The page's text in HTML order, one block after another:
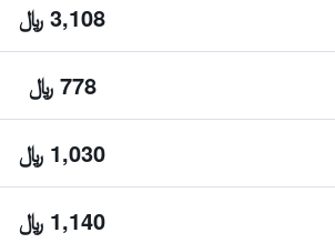
3,108 ﷼
778 ﷼
1,030 ﷼
1,140 ﷼